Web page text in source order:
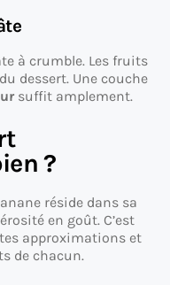
à crumble. Les fruits
dessert. Une couche
suffit amplement.
?
réside dans sa
en goût. C’est
approximations et
de chacun.